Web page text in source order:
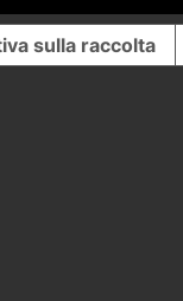
sulla raccolta